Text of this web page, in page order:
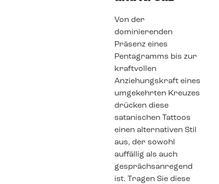
Von der
dominierenden
Präsenz eines
Pentagramms bis zur
kraftvollen
Anziehungskraft eines
umgekehrten Kreuzes
drücken diese
satanischen Tattoos
einen alternativen Stil
aus, der sowohl
auffällig als auch
gesprächsanregend
ist. Tragen Sie diese